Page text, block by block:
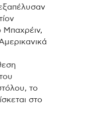
Μπαχρέιν,
το
στο